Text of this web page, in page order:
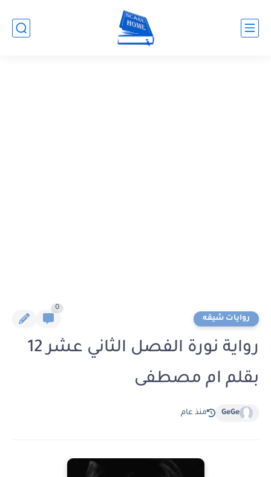
روايات شيقه
0
رواية نورة الفصل الثاني عشر 12
بقلم ام مصطفى
GeGe منذ عام